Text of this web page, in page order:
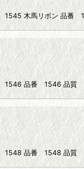
ボン 1545 木馬リボ
リボン 1546 品番
ン 1548 品番 1548 品